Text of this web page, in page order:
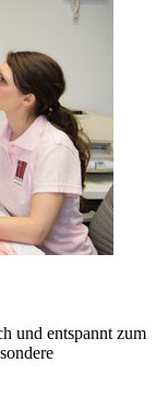
und entspannt zum